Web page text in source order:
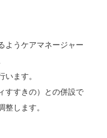
ようケアマネージャー
います。
すすきの）との併設で
整します。